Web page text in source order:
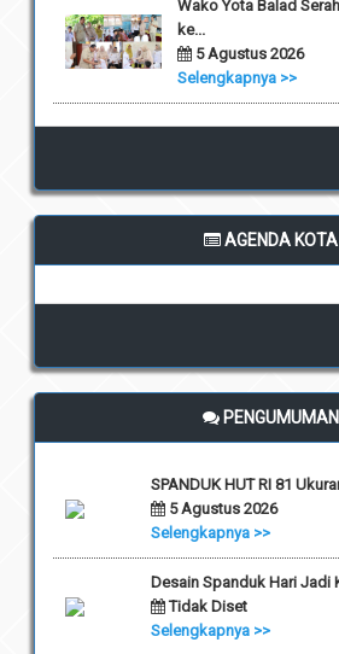
Wako Yota Balad
ke...
5 Agustus 2026
Selengkapnya >>
AGENDA KOTA
PENGUMUMAN
SPANDUK HUT RI 81
5 Agustus 2026
Selengkapnya >>
Desain Spanduk Hari Jadi
Tidak Diset
Selengkapnya >>